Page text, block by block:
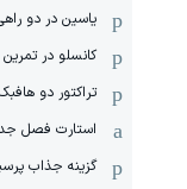
یاسین در دو
کانسلو در تمرین
تراکتور دو
استارت فصل
گزینه جذاب